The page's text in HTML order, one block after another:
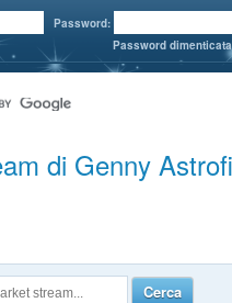
Password:
Password
di Genny
Cerca